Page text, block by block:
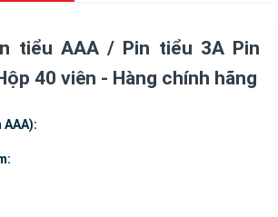
tiểu AAA / Pin tiểu 3A Pin
40 viên - Hàng chính hãng
AAA):